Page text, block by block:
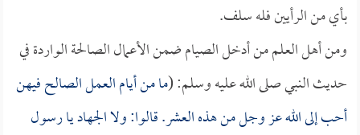
بأي من الرأيين فله سلف.
ومن أهل العلم من أدخل الصيام ضمن الأعمال الصالحة الواردة في
حديث النبي صلى الله عليه وسلم: (ما من أيام العمل الصالح فيهن
أحب إلى الله عز وجل من هذه العشر. قالوا: ولا الجهاد يا رسول